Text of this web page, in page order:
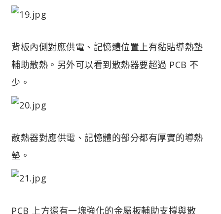
背板內側對應供電、記憶體位置上有黏貼導熱墊
輔助散熱。另外可以看到散熱器要超過 PCB 不
少。
散熱器對應供電、記憶體的部分都有厚實的導熱
墊。
PCB 上方還有一塊強化的金屬板輔助支撐與散